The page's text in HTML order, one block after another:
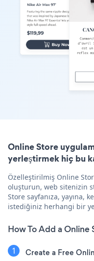
Online Store
yerleştirmek hiç bu
Özelleştirilmiş Online
oluşturun, web sitenizin
Store sayfanıza, yayına,
istediğiniz herhangi bir
How To Add a
Create a Free